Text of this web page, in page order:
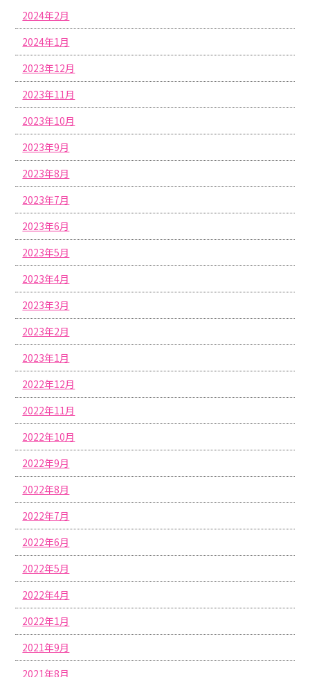
2024年2月
2024年1月
2023年12月
2023年11月
2023年10月
2023年9月
2023年8月
2023年7月
2023年6月
2023年5月
2023年4月
2023年3月
2023年2月
2023年1月
2022年12月
2022年11月
2022年10月
2022年9月
2022年8月
2022年7月
2022年6月
2022年5月
2022年4月
2022年1月
2021年9月
2021年8月